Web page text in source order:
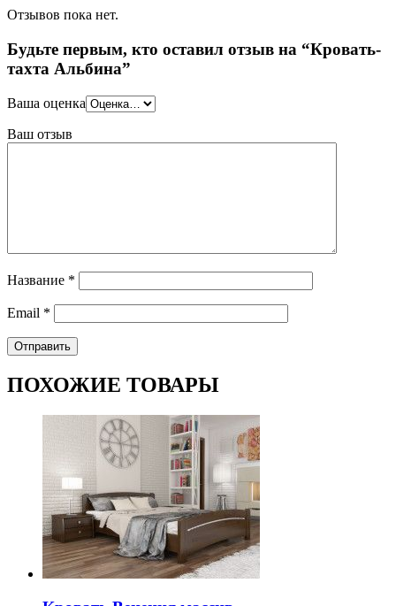
Отзывов пока нет.
Будьте первым, кто оставил отзыв на “Кровать-
тахта Альбина”
Ваша оценка
Ваш отзыв
Название *
Email *
ПОХОЖИЕ ТОВАРЫ